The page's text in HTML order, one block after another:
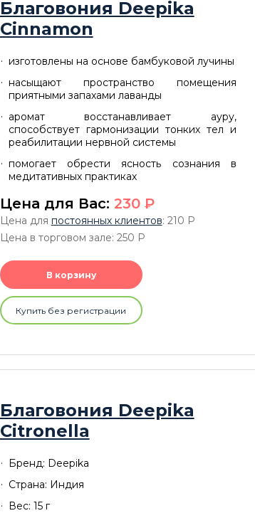
Благовония Deepika
Cinnamon
изготовлены на основе бамбуковой лучины
насыщают пространство помещения
приятными запахами лаванды
аромат восстанавливает ауру,
способствует гармонизации тонких тел и
реабилитации нервной системы
помогает обрести ясность сознания в
медитативных практиках
Цена для Вас: 230 P
Цена для постоянных клиентов: 210 P
Цена в торговом зале: 250 P
В корзину
Купить без регистрации
Благовония Deepika
Citronella
Бренд: Deepika
Страна: Индия
Вес: 15 г